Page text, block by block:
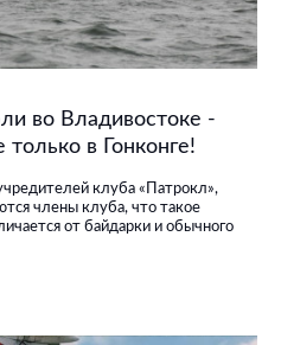
во Владивостоке -
в Гонконге!
клуба «Патрокл»,
члены клуба, что такое
от байдарки и обычного